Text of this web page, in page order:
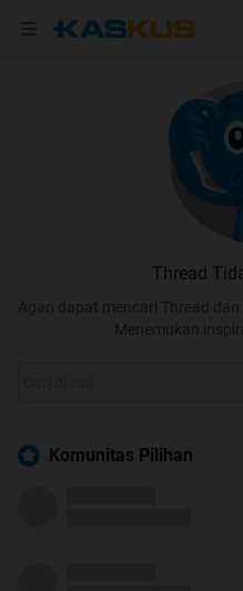
Thread
Agan dapat mencari Thread
Menemukan
Komunitas Pilihan